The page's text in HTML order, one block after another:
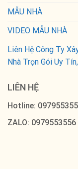
MẪU NHÀ
VIDEO MẪU NHÀ
Liên Hệ Công Ty
Nhà Trọn Gói Uy
LIÊN HỆ
Hotline:
ZALO: 0979553556